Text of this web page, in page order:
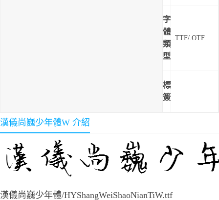
字
體
類
型
.TTF/.OTF
標
簽
漢儀尚巍少年體W 介紹
漢儀尚巍少年體/HYShangWeiShaoNianTiW.ttf